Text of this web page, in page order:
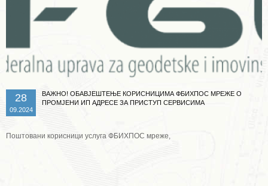
28
09.2024
ВАЖНО! ОБАВЈЕШТЕЊЕ КОРИСНИЦИМА ФБИХПОС МРЕЖЕ О
ПРОМЈЕНИ ИП АДРЕСЕ ЗА ПРИСТУП СЕРВИСИМА
Поштовани корисници услуга ФБИХПОС мреже,